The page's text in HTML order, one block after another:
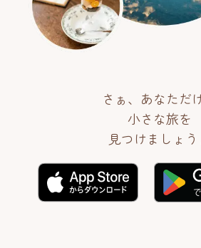
さぁ、あなただ
小さな旅を
見つけましょ